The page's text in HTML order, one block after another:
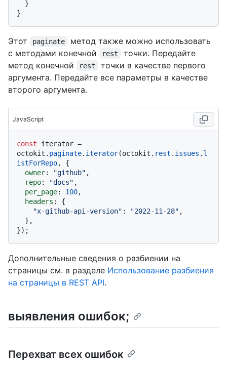
Этот paginate
метод также можно использовать
с методами конечной
rest
точки. Передайте
метод конечной
rest
точки в качестве первого
аргумента. Передайте все параметры в качестве
второго аргумента.
JavaScript
const iterator =
octokit. paginate. iterator(octokit. rest . issues . l
istForRepo, {
owner: "github" ,
repo: "docs" ,
per_page: 100,
headers : {
"x-github-api-version" : "2022-11-28" ,
Дополнительные сведения о разбиении на
страницы см. в разделе Использование разбиения
на страницы в REST API.
выявления ошибок;
Перехват всех ошибок